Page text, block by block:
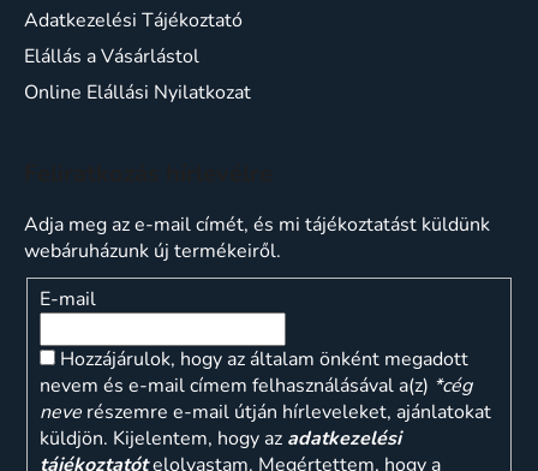
Adatkezelési Tájékoztató
Elállás a Vásárlástol
Online Elállási Nyilatkozat
Adja meg az e-mail címét, és mi tájékoztatást küldünk
webáruházunk új termékeiről.
E-mail
Hozzájárulok, hogy az általam önként megadott
nevem és e-mail címem felhasználásával a(z) *cég
neve részemre e-mail útján hírleveleket, ajánlatokat
küldjön. Kijelentem, hogy az adatkezelési
tájékoztatótelolvastam. Megértettem, hogy a